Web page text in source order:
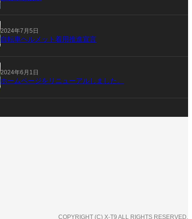
2024年7月5日
自転車ヘルメット着用推進宣言
2024年6月1日
ホームページをリニューアルしました。
COPYRIGHT (C) X-T9 ALL RIGHTS RESERVED.